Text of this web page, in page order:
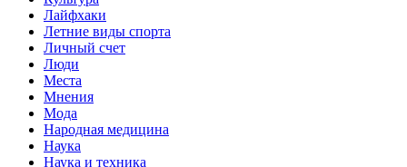
Лайфхаки
Летние виды спорта
Личный счет
Люди
Места
Мнения
Мода
Народная медицина
Наука
Наука и техника